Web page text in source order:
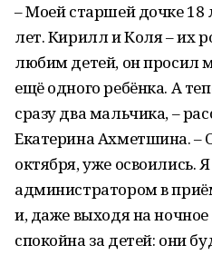
– Моей старшей дочке 18
лет. Кирилл и Коля – их
любим детей, он просил
ещё одного ребёнка. А
сразу два мальчика, –
Екатерина Ахметшина. –
октября, уже освоились.
администратором в
и, даже выходя на
спокойна за детей: они